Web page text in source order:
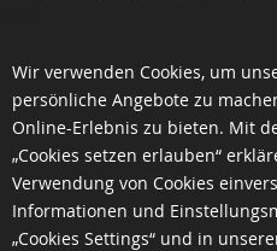
Wir verwenden Cookies, um
persönliche Angebote zu
Online-Erlebnis zu bieten. Mit
„Cookies setzen erlauben“
Verwendung von Cookies
Informationen und
„Cookies Settings“ und in